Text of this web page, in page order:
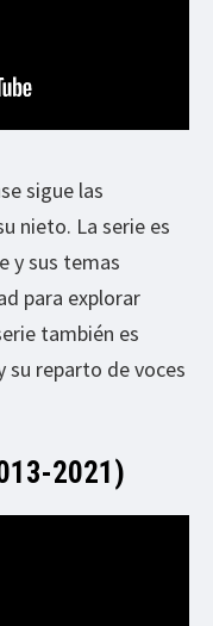
sigue las
nieto. La serie es
y sus temas
para explorar
también es
su reparto de voces
2021)